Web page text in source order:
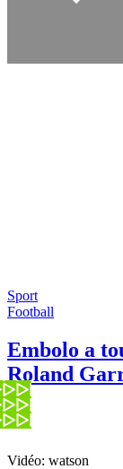
Sport
Football
Embolo a
Roland
Vidéo: watson